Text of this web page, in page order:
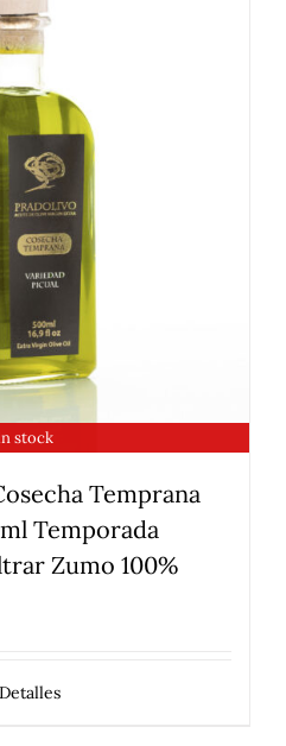
stock
Temprana
Temporada
Zumo 100%
Detalles